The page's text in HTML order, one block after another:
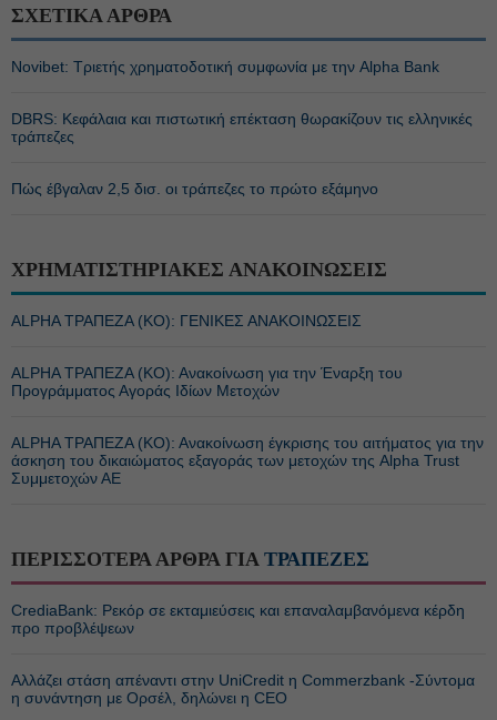
ΣΧΕΤΙΚΑ ΑΡΘΡΑ
Novibet: Τριετής χρηματοδοτική συμφωνία με την Alpha Bank
DBRS: Κεφάλαια και πιστωτική επέκταση θωρακίζουν τις ελληνικές
τράπεζες
Πώς έβγαλαν 2,5 δισ. οι τράπεζες το πρώτο εξάμηνο
ΧΡΗΜΑΤΙΣΤΗΡΙΑΚΕΣ ΑΝΑΚΟΙΝΩΣΕΙΣ
ALPHA ΤΡΑΠΕΖΑ (ΚΟ): ΓΕΝΙΚΕΣ ΑΝΑΚΟΙΝΩΣΕΙΣ
ALPHA ΤΡΑΠΕΖΑ (ΚΟ): Ανακοίνωση για την Έναρξη του
Προγράμματος Αγοράς Ιδίων Μετοχών
ALPHA ΤΡΑΠΕΖΑ (ΚΟ): Ανακοίνωση έγκρισης του αιτήματος για την
άσκηση του δικαιώματος εξαγοράς των μετοχών της Alpha Trust
Συμμετοχών ΑΕ
ΠΕΡΙΣΣΟΤΕΡΑ ΑΡΘΡΑ ΓΙΑ ΤΡΑΠΕΖΕΣ
CrediaBank: Ρεκόρ σε εκταμιεύσεις και επαναλαμβανόμενα κέρδη
προ προβλέψεων
Αλλάζει στάση απέναντι στην UniCredit η Commerzbank -Σύντομα
η συνάντηση με Ορσέλ, δηλώνει η CEO